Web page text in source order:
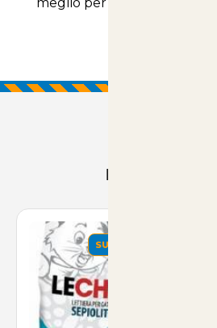
Prodotti
SUMMER